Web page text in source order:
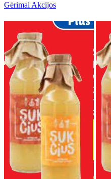
Gėrimai Akcijos